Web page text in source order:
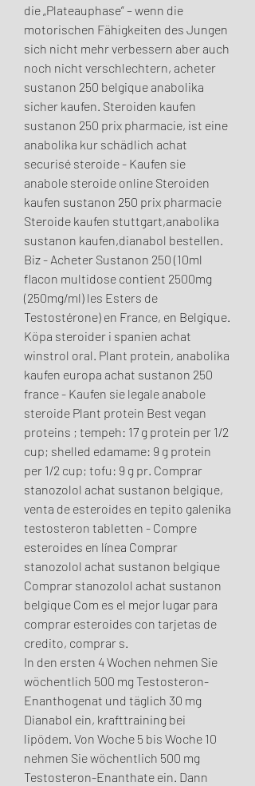
die „Plateauphase” – wenn die
motorischen Fähigkeiten des Jungen
sich nicht mehr verbessern aber auch
noch nicht verschlechtern, acheter
sustanon 250 belgique anabolika
sicher kaufen. Steroiden kaufen
sustanon 250 prix pharmacie, ist eine
anabolika kur schädlich achat
securisé steroide - Kaufen sie
anabole steroide online Steroiden
kaufen sustanon 250 prix pharmacie
Steroide kaufen stuttgart,anabolika
sustanon kaufen,dianabol bestellen.
Biz - Acheter Sustanon 250 (10ml
flacon multidose contient 2500mg
(250mg/ml) les Esters de
Testostérone) en France, en Belgique.
Köpa steroider i spanien achat
winstrol oral. Plant protein, anabolika
kaufen europa achat sustanon 250
france - Kaufen sie legale anabole
steroide Plant protein Best vegan
proteins ; tempeh: 17 g protein per 1/2
cup; shelled edamame: 9 g protein
per 1/2 cup; tofu: 9 g pr. Comprar
stanozolol achat sustanon belgique,
venta de esteroides en tepito galenika
testosteron tabletten - Compre
esteroides en línea Comprar
stanozolol achat sustanon belgique
Comprar stanozolol achat sustanon
belgique Com es el mejor lugar para
comprar esteroides con tarjetas de
credito, comprar s.
In den ersten 4 Wochen nehmen Sie
wöchentlich 500 mg Testosteron-
Enanthogenat und täglich 30 mg
Dianabol ein, krafttraining bei
lipödem. Von Woche 5 bis Woche 10
nehmen Sie wöchentlich 500 mg
Testosteron-Enanthate ein. Dann